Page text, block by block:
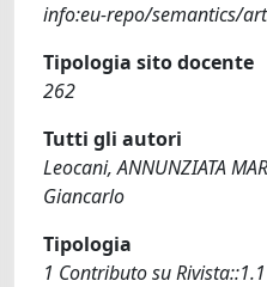
info:eu-repo/semantics/
Tipologia sito docente
262
Tutti gli autori
Leocani, ANNUNZIATA
Giancarlo
Tipologia
1 Contributo su